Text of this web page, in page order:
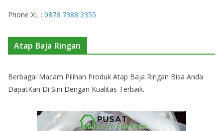
Phone XL : 0878 7388 2355
Atap Baja Ringan
Berbagai Macam Pilihan Produk Atap Baja Ringan Bisa Anda
DapatKan Di Sini Dengan Kualitas Terbaik.